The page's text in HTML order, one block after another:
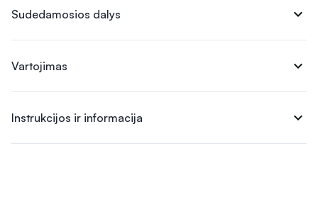
Sudedamosios dalys expand_more
Vartojimas expand_more
Instrukcijos ir informacija expand_more